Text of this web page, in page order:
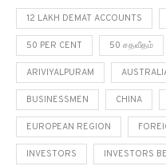
12 LAKH DEMAT ACCOUNTS
50 PER CENT 50 சதவீதம்
ARIVIYALPURAM
BUSINESSMEN CHINA
EUROPEAN REGION
INVESTORS INVESTORS